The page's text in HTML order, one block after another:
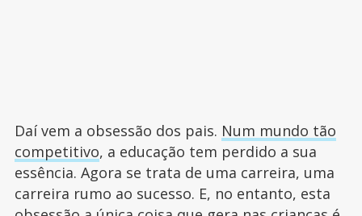
Daí vem a obsessão dos pais. Num mundo tão
competitivo, a educação tem perdido a sua
essência. Agora se trata de uma carreira, uma
carreira rumo ao sucesso. E, no entanto, esta